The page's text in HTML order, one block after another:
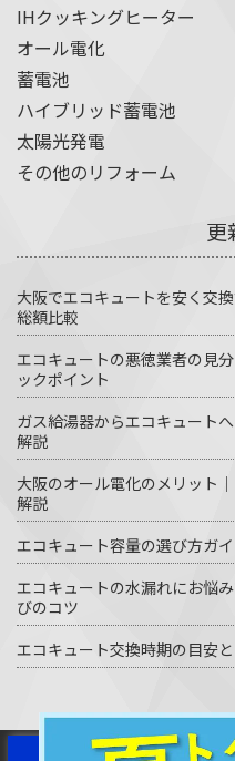
IHクッキングヒーター
オール電化
蓄電池
ハイブリッド蓄電池
太陽光発電
その他のリフォーム
更
大阪でエコキュートを安く交
総額比較
エコキュートの悪徳業者の見
ックポイント
ガス給湯器からエコキュート
解説
大阪のオール電化のメリット
解説
エコキュート容量の選び方ガ
エコキュートの水漏れにお悩
びのコツ
エコキュート交換時期の目安
WEBで相談
© エコキュート激